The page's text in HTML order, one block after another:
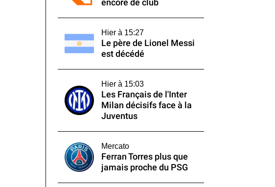
encore de club
Hier à 15:27
Le père de Lionel Messi
est décédé
Hier à 15:03
Les Français de l'Inter
Milan décisifs face à la
Juventus
Mercato
Ferran Torres plus que
jamais proche du PSG